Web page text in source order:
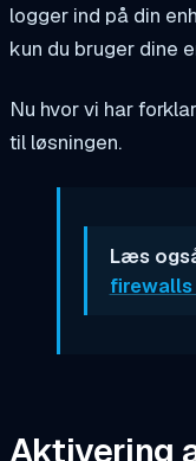
logger ind på din
kun du bruger dine
Nu hvor vi har
til løsningen.
Læs
firewalls
Aktivering